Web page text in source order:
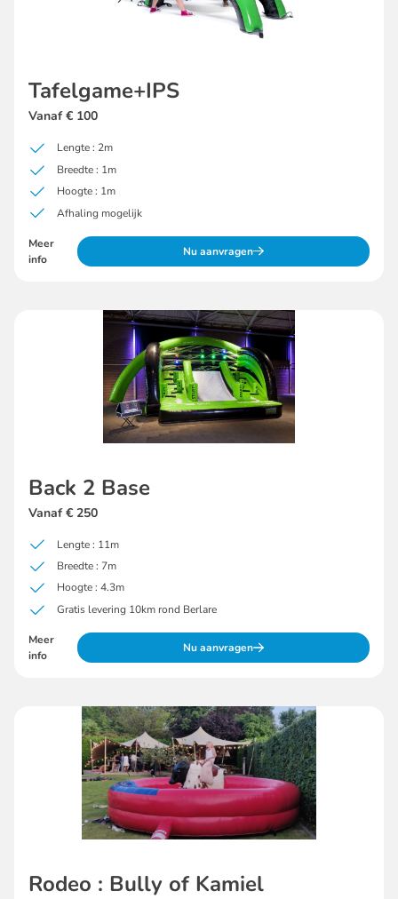
Tafelgame+IPS
Vanaf € 100
Lengte : 2m
Breedte : 1m
Hoogte : 1m
Afhaling mogelijk
Meer
info
Nu aanvragen
Back 2 Base
Vanaf € 250
Lengte : 11m
Breedte : 7m
Hoogte : 4.3m
Gratis levering 10km rond Berlare
Meer
info
Nu aanvragen
Rodeo : Bully of Kamiel